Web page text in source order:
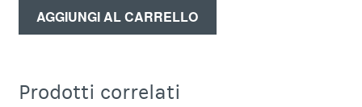
AGGIUNGI AL CARRELLO
Prodotti correlati